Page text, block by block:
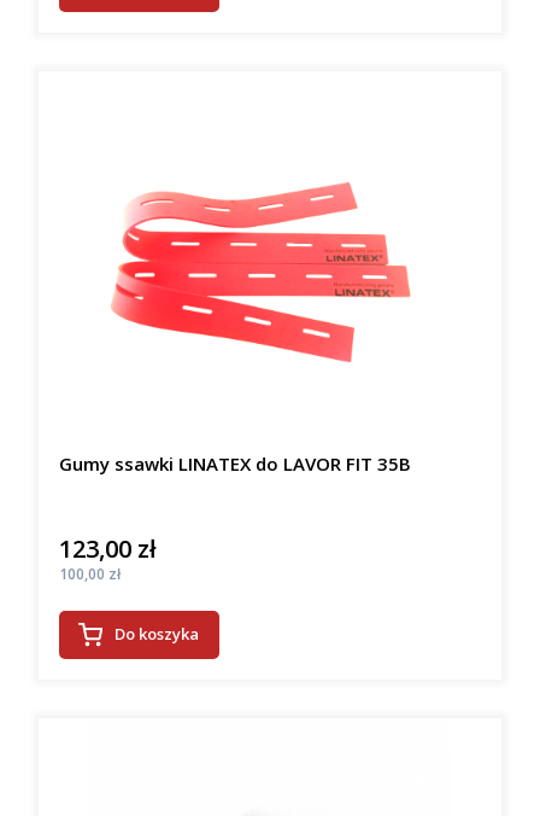
Gumy ssawki LINATEX do LAVOR FIT 35B
Cena
123,00 zł
Cena
100,00 zł
Do koszyka